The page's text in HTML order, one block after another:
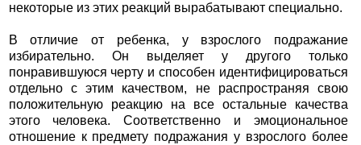
некоторые из этих реакций вырабатывают специально.
В отличие от ребенка, у взрослого подражание
избирательно. Он выделяет у другого только
понравившуюся черту и способен идентифицироваться
отдельно с этим качеством, не распространяя свою
положительную реакцию на все остальные качества
этого человека. Соответственно и эмоциональное
отношение к предмету подражания у взрослого более